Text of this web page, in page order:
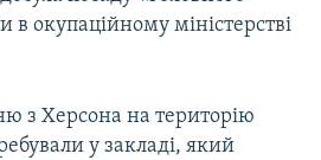
окупаційному міністерстві
з Херсона на територію
у закладі, який